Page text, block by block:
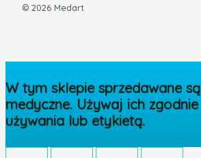
© 2026 Medart
W tym sklepie sprzedawane
medyczne. Używaj ich
używania lub etykietą.